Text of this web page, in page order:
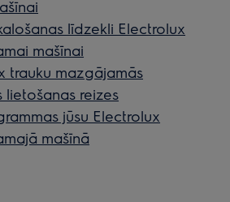
līdzekli Electrolux
mašīnai
trauku mazgājamās
lietošanas reizes
jūsu Electrolux
mašīnā